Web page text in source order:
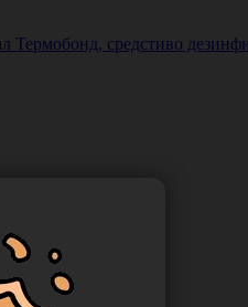
средстиво
1К